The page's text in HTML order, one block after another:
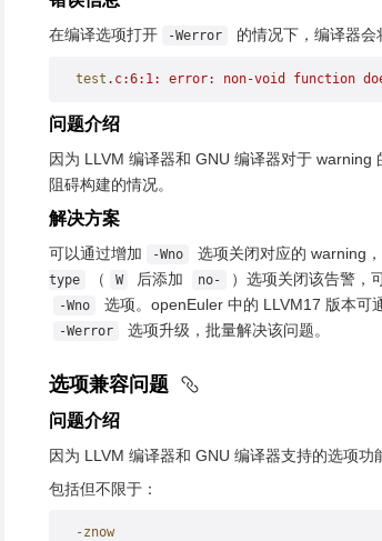
在编译选项打开 -Werror 的情况下，编译器
test .c:6:1: error: non-void function
问题介绍
因为 LLVM 编译器和 GNU 编译器对于
阻碍构建的情况。
解决方案
可以通过增加 -Wno 选项关闭对应的 warning
type
（ W 后添加 no- ）选项关闭该告警，
-Wno 选项。openEuler 中的 LLVM17 版本可
-Werror 选项升级，批量解决该问题。
选项兼容问题
问题介绍
因为 LLVM 编译器和 GNU 编译器支持的选项功
包括但不限于：
-znow